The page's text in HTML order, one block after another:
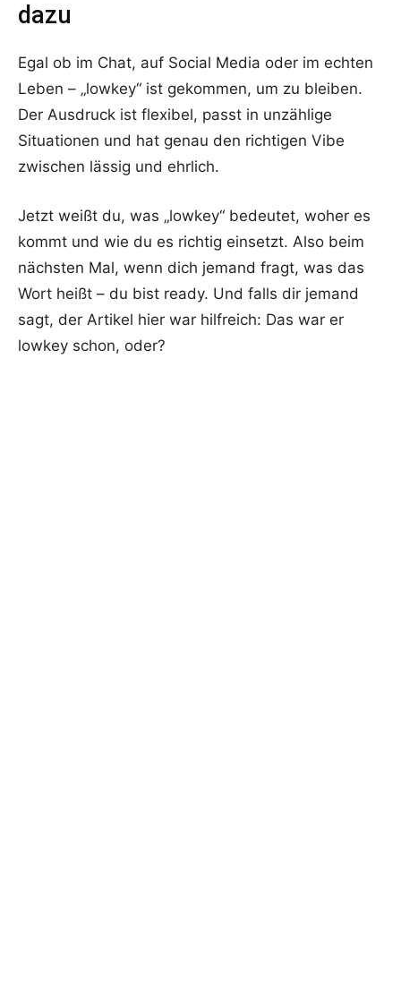
dazu
Egal ob im Chat, auf Social Media oder im echten
Leben – „lowkey“ ist gekommen, um zu bleiben.
Der Ausdruck ist flexibel, passt in unzählige
Situationen und hat genau den richtigen Vibe
zwischen lässig und ehrlich.
Jetzt weißt du, was „lowkey“ bedeutet, woher es
kommt und wie du es richtig einsetzt. Also beim
nächsten Mal, wenn dich jemand fragt, was das
Wort heißt – du bist ready. Und falls dir jemand
sagt, der Artikel hier war hilfreich: Das war er
lowkey schon, oder?